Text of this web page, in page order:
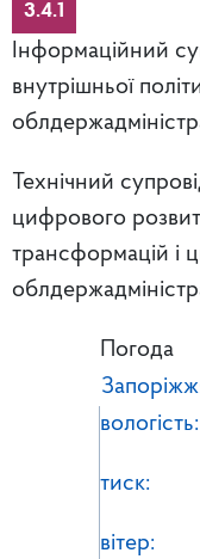
3.4.1
Інформаційний
внутрішньої
Технічний
цифрового
трансформацій і
Погода
вологість:
тиск:
вітер: